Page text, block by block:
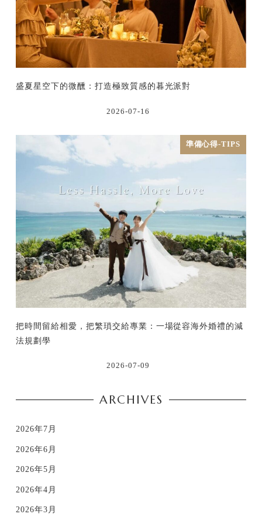
盛夏星空下的微醺：打造極致質感的暮光派對
2026-07-16
準備心得-TIPS
把時間留給相愛，把繁瑣交給專業：一場從容海外婚禮的減
法規劃學
2026-07-09
ARCHIVES
2026年7月
2026年6月
2026年5月
2026年4月
2026年3月